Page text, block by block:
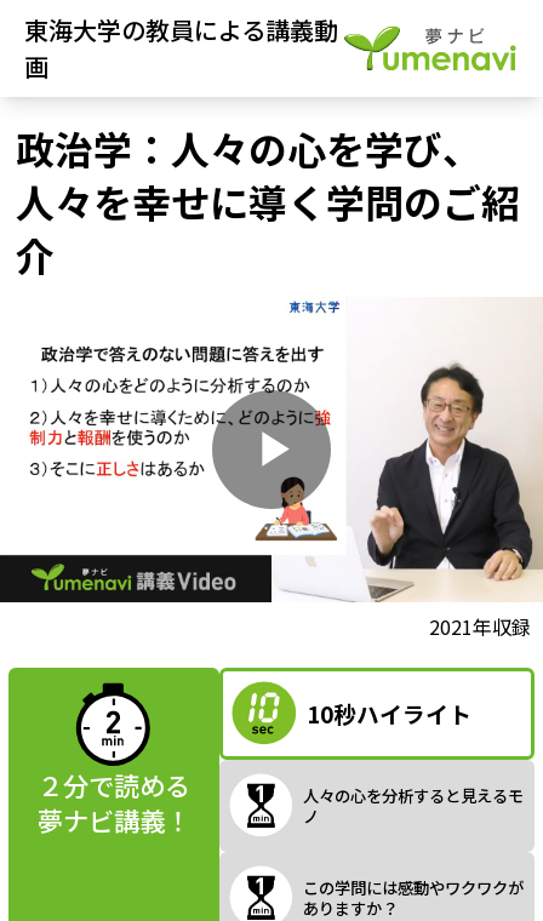
東海大学の教員による講義動
画
政治学：人々の心を学び、
人々を幸せに導く学問のご紹
介
P
a
y
2021年収録
２分で読める
夢ナビ講義！
10秒ハイライト
人々の心を分析すると見えるモ
ノ
この学問には感動やワクワクが
ありますか？